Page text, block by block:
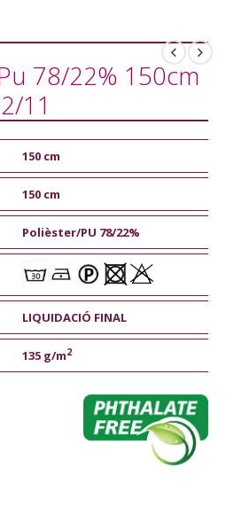
78/22% 150cm
11
150 cm
150 cm
Polièster/PU 78/22%
LIQUIDACIÓ FINAL
135 g/m2